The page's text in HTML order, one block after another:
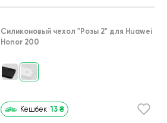
Силиконовый чехол "Розы 2" для Huawei
Honor 200
Кешбек 13 ₴